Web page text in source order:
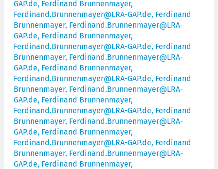
GAP.de, Ferdinand Brunnenmayer,
Ferdinand.Brunnenmayer@LRA-GAP.de, Ferdinand
Brunnenmayer, Ferdinand.Brunnenmayer@LRA-
GAP.de, Ferdinand Brunnenmayer,
Ferdinand.Brunnenmayer@LRA-GAP.de, Ferdinand
Brunnenmayer, Ferdinand.Brunnenmayer@LRA-
GAP.de, Ferdinand Brunnenmayer,
Ferdinand.Brunnenmayer@LRA-GAP.de, Ferdinand
Brunnenmayer, Ferdinand.Brunnenmayer@LRA-
GAP.de, Ferdinand Brunnenmayer,
Ferdinand.Brunnenmayer@LRA-GAP.de, Ferdinand
Brunnenmayer, Ferdinand.Brunnenmayer@LRA-
GAP.de, Ferdinand Brunnenmayer,
Ferdinand.Brunnenmayer@LRA-GAP.de, Ferdinand
Brunnenmayer, Ferdinand.Brunnenmayer@LRA-
GAP.de, Ferdinand Brunnenmayer,